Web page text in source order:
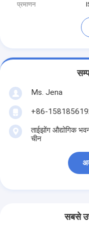
प्रमाणन
Ms. Jena
+86-
ताईझोंग औद्योगिक
चीन
सबसे